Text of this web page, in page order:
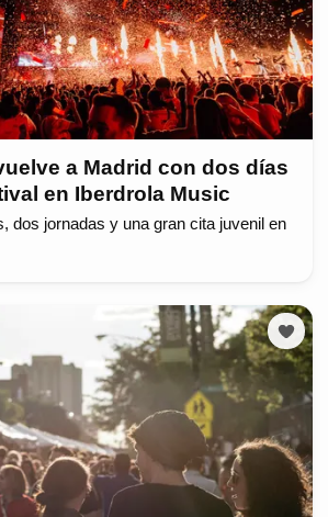
a Madrid con dos días
en Iberdrola Music
dos jornadas y una gran cita juvenil en